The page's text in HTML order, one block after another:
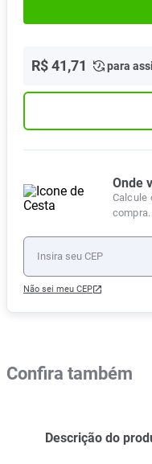
R$41,71 para
Onde
Calcule
compra.
Não sei meu CEP
Confira também
Descrição do